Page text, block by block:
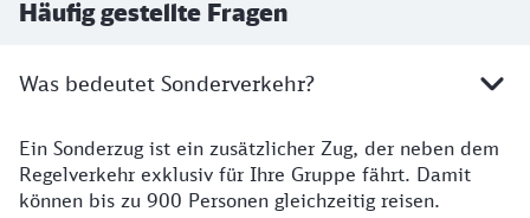
Häufig gestellte Fragen
Was bedeutet Sonderverkehr?
Ein Sonderzug ist ein zusätzlicher Zug, der neben dem
Regelverkehr exklusiv für Ihre Gruppe fährt. Damit
können bis zu 900 Personen gleichzeitig reisen.